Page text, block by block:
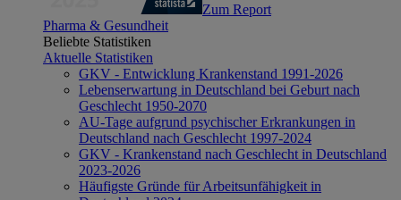
Zum Report
Pharma & Gesundheit
Beliebte Statistiken
Aktuelle Statistiken
GKV - Entwicklung Krankenstand 1991-2026
Lebenserwartung in Deutschland bei Geburt nach
Geschlecht 1950-2070
AU-Tage aufgrund psychischer Erkrankungen in
Deutschland nach Geschlecht 1997-2024
GKV - Krankenstand nach Geschlecht in Deutschland
2023-2026
Häufigste Gründe für Arbeitsunfähigkeit in